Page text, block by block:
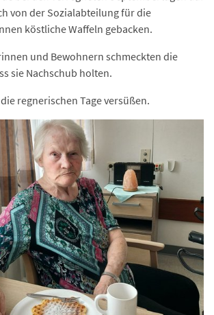
von der Sozialabteilung für die
köstliche Waffeln gebacken.
und Bewohnern schmeckten die
sie Nachschub holten.
regnerischen Tage versüßen.